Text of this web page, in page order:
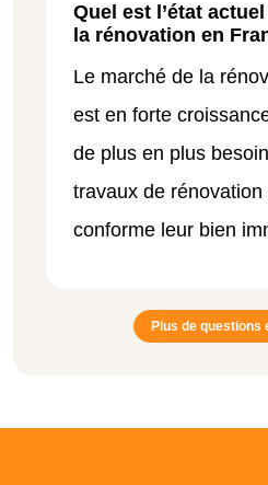
Quel est l’état
la rénovation en
Le marché de la
est en forte
de plus en plus
travaux de
conforme leur bien
Plus de questions